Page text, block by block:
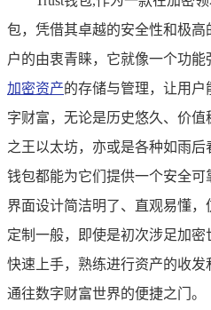
包，凭借其卓越的安全性和极
户的由衷青睐，它就像一个功
加密资产的存储与管理，让用
字财富，无论是历史悠久、价
之王以太坊，亦或是各种如雨后
钱包都能为它们提供一个安全
界面设计简洁明了、直观易懂
定制一般，即使是初次涉足加
快速上手，熟练进行资产的收
通往数字财富世界的便捷之门。